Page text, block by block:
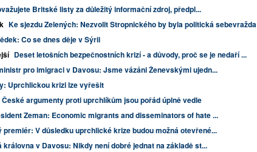
Britské listy za důležitý informační zdroj, předpl...
Ke sjezdu Zelených: Nezvolit Stropnického by byla politická sebevražda
Co se dnes děje v Sýrii
Deset letošních bezpečnostních krizí - a důvody, proč se je nedaří ...
pro imigraci v Davosu: Jsme vázáni Ženevskými ujedn...
Uprchlickou krizi lze vyřešit
České argumenty proti uprchlíkům jsou pořád úplně vedle
Zeman: Economic migrants and disseminators of hate ...
premiér: V důsledku uprchlické krize budou možná otevřené...
královna v Davosu: Nikdy není dobré jednat na základě st...